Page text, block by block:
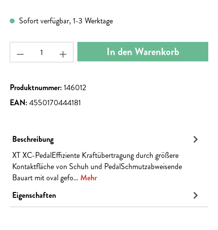
Sofort verfügbar, 1-3 Werktage
Produkt Anzahl: Gib den gewünschten Wert ein
In den Warenkorb
Produktnummer:146012
EAN:4550170444181
Beschreibung
XT XC-PedalEffiziente Kraftübertragung durch größere
Kontaktfläche von Schuh und PedalSchmutzabweisende
Bauart mit oval gefo… Mehr
Eigenschaften